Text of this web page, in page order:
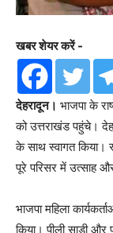
खबर शेयर करें -
देहरादून। भाजपा के
को उत्तराखंड पहुंचे।
के साथ स्वागत किया।
पूरे परिसर में उत्साह
भाजपा महिला
किया। पीली साड़ी